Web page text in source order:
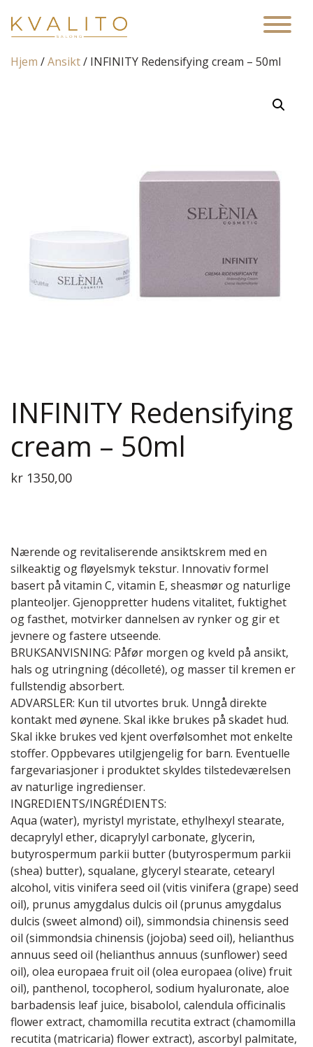
Main Navigation
Hjem /Ansikt/ INFINITY Redensifying cream – 50ml
INFINITY Redensifying
cream – 50ml
kr 1350,00
Nærende og revitaliserende ansiktskrem med en
silkeaktig og fløyelsmyk tekstur. Innovativ formel
basert på vitamin C, vitamin E, sheasmør og naturlige
planteoljer. Gjenoppretter hudens vitalitet, fuktighet
og fasthet, motvirker dannelsen av rynker og gir et
jevnere og fastere utseende.
BRUKSANVISNING: Påfør morgen og kveld på ansikt,
hals og utringning (décolleté), og masser til kremen er
fullstendig absorbert.
ADVARSLER: Kun til utvortes bruk. Unngå direkte
kontakt med øynene. Skal ikke brukes på skadet hud.
Skal ikke brukes ved kjent overfølsomhet mot enkelte
stoffer. Oppbevares utilgjengelig for barn. Eventuelle
fargevariasjoner i produktet skyldes tilstedeværelsen
av naturlige ingredienser.
INGREDIENTS/INGRÉDIENTS:
Aqua (water), myristyl myristate, ethylhexyl stearate,
decaprylyl ether, dicaprylyl carbonate, glycerin,
butyrospermum parkii butter (butyrospermum parkii
(shea) butter), squalane, glyceryl stearate, cetearyl
alcohol, vitis vinifera seed oil (vitis vinifera (grape) seed
oil), prunus amygdalus dulcis oil (prunus amygdalus
dulcis (sweet almond) oil), simmondsia chinensis seed
oil (simmondsia chinensis (jojoba) seed oil), helianthus
annuus seed oil (helianthus annuus (sunflower) seed
oil), olea europaea fruit oil (olea europaea (olive) fruit
oil), panthenol, tocopherol, sodium hyaluronate, aloe
barbadensis leaf juice, bisabolol, calendula officinalis
flower extract, chamomilla recutita extract (chamomilla
recutita (matricaria) flower extract), ascorbyl palmitate,